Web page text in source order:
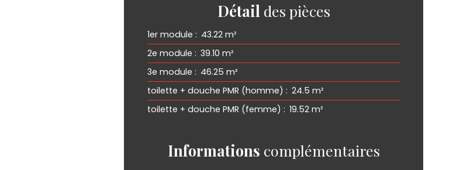
Détail des pièces
1er module : 43.22 m²
2e module : 39.10 m²
3e module : 46.25 m²
toilette + douche PMR (homme) : 24.5 m²
toilette + douche PMR (femme) : 19.52 m²
Informations complémentaires